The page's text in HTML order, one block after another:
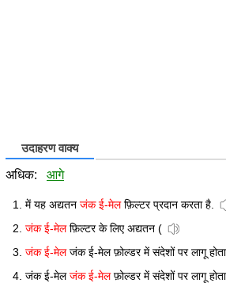
उदाहरण वाक्य
अधिक: आगे
में यह अद्यतन जंक ई-मेलफ़िल्टर प्रदान करता है.
जंक ई-मेलफ़िल्टर के लिए अद्यतन (
जंक ई-मेलजंक ई-मेल फ़ोल्डर में संदेशों पर लागू
जंक ई-मेलजंक ई-मेलफ़ोल्डर में संदेशों पर लागू